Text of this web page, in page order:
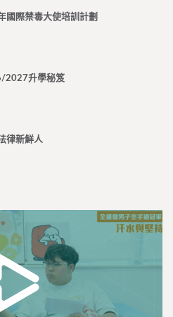
國際禁毒大使培訓計劃
2027升學秘笈
律新鮮人